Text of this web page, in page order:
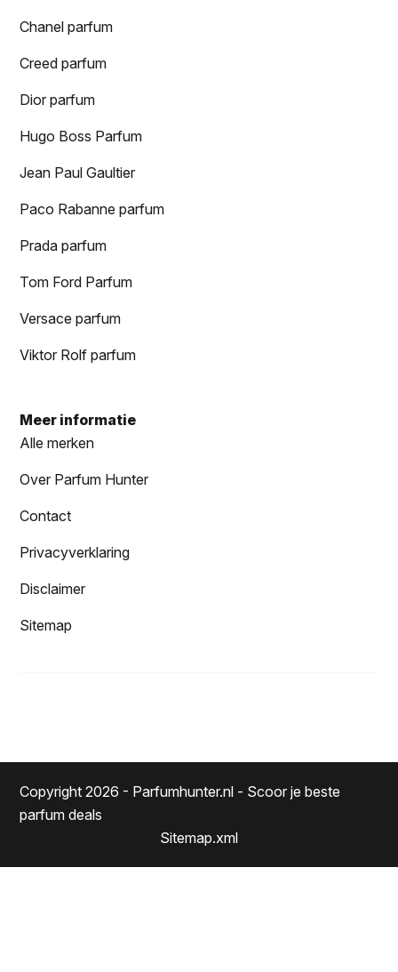
Chanel parfum
Creed parfum
Dior parfum
Hugo Boss Parfum
Jean Paul Gaultier
Paco Rabanne parfum
Prada parfum
Tom Ford Parfum
Versace parfum
Viktor Rolf parfum
Meer informatie
Alle merken
Over Parfum Hunter
Contact
Privacyverklaring
Disclaimer
Sitemap
Copyright 2026 - Parfumhunter.nl - Scoor je beste
parfum deals
Sitemap.xml